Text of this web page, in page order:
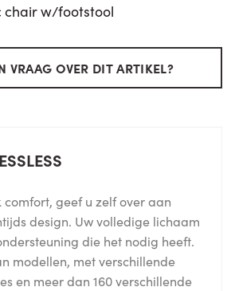
chair w/footstool
VRAAG OVER DIT ARTIKEL?
comfort, geef u zelf over aan
design. Uw volledige lichaam
die het nodig heeft.
modellen, met verschillende
en meer dan 160 verschillende